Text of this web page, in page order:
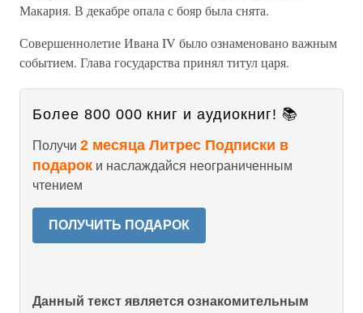
Макария. В декабре опала с бояр была снята.
Совершеннолетие Ивана IV было ознаменовано важным
событием. Глава государства принял титул царя.
Более 800 000 книг и аудиокниг! 📚
Получи 2 месяца Литрес Подписки в
подарок и наслаждайся неограниченным
чтением
ПОЛУЧИТЬ ПОДАРОК
Данный текст является ознакомительным